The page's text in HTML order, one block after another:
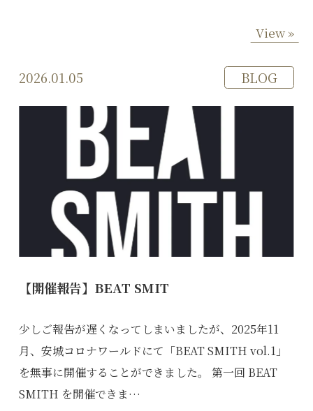
View »
2026.01.05 BLOG
【開催報告】BEAT SMIT
少しご報告が遅くなってしまいましたが、2025年11
月、安城コロナワールドにて「BEAT SMITH vol.1」
を無事に開催することができました。 第一回 BEAT
SMITH を開催できま…